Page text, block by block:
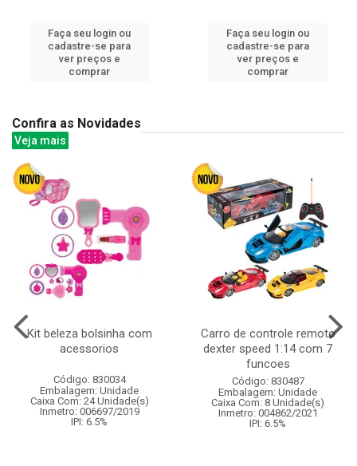
Faça seu login ou
cadastre-se para
ver preços e
comprar
Faça seu login ou
cadastre-se para
ver preços e
comprar
Confira as Novidades
Veja mais
Kit beleza bolsinha com
acessorios
Código: 830034
Embalagem: Unidade
Caixa Com: 24 Unidade(s)
Inmetro: 006697/2019
IPI: 6.5%
Carro de controle remoto
dexter speed 1:14 com 7
funcoes
Código: 830487
Embalagem: Unidade
Caixa Com: 8 Unidade(s)
Inmetro: 004862/2021
IPI: 6.5%